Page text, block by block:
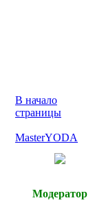
В начало
страницы
MasterYODA
Модератор